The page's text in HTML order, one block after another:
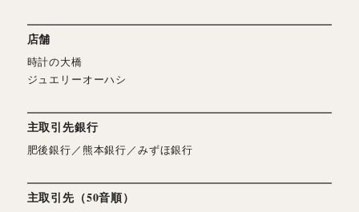
店舗
時計の大橋
ジュエリーオーハシ
主取引先銀行
肥後銀行／熊本銀行／みずほ銀行
主取引先（50音順）